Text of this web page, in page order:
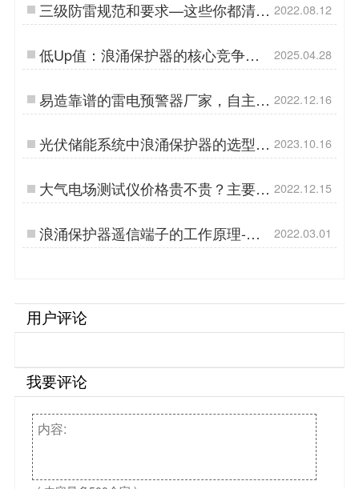
三级防雷规范和要求—这些你都清楚
吗【杭州易造】…
2022.08.12
低Up值：浪涌保护器的核心竞争力-
易造…
2025.04.28
易造靠谱的雷电预警器厂家，自主研
发品质保障！【易造防雷】…
2022.12.16
光伏储能系统中浪涌保护器的选型-
选择适合您的解决方案-易造防雷…
2023.10.16
大气电场测试仪价格贵不贵？主要看
以下2点！【易造防雷】…
2022.12.15
浪涌保护器遥信端子的工作原理-学
会你也是行家【杭州易造】…
2022.03.01
用户评论
我要评论